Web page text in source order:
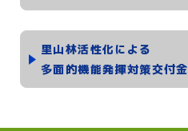
里山林活性化による
多面的機能発揮対策交付金